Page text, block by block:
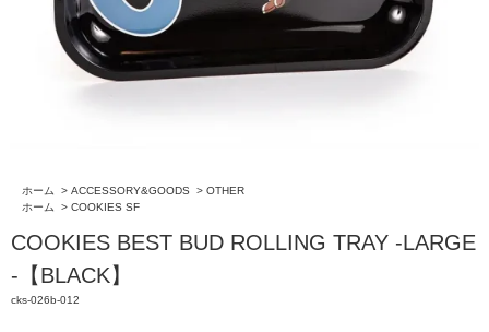
ホーム > ACCESSORY&GOODS > OTHER
ホーム
> COOKIES SF
COOKIES BEST BUD ROLLING TRAY -LARGE
-【BLACK】
cks-026b-012